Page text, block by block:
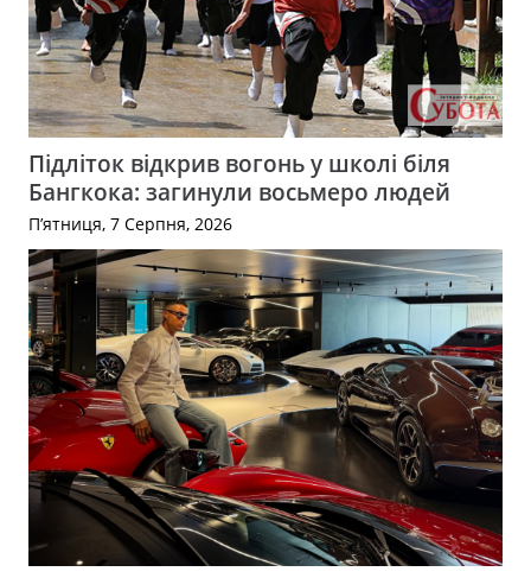
Підліток відкрив вогонь у школі біля
Бангкока: загинули восьмеро людей
П’ятниця, 7 Серпня, 2026